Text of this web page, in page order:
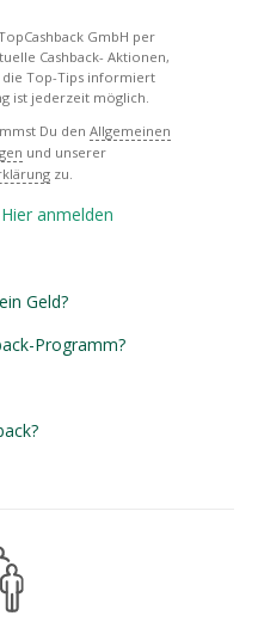
GmbH per
Cashback- Aktionen,
die Top-Tips informiert
ist jederzeit möglich.
Du den Allgemeinen
und unserer
zu.
Hier anmelden
Geld?
Programm?